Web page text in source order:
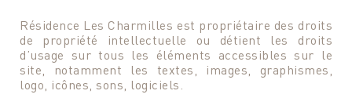
Résidence Les Charmilles est propriétaire des droits
de propriété intellectuelle ou détient les droits
d’usage sur tous les éléments accessibles sur le
site, notamment les textes, images, graphismes,
logo, icônes, sons, logiciels.